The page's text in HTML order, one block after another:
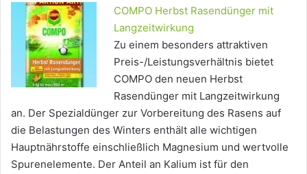
COMPO Herbst Rasendünger mit
Langzeitwirkung
Zu einem besonders attraktiven
Preis-/Leistungsverhältnis bietet
COMPO den neuen Herbst
Rasendünger mit Langzeitwirkung
an. Der Spezialdünger zur Vorbereitung des Rasens auf
die Belastungen des Winters enthält alle wichtigen
Hauptnährstoffe einschließlich Magnesium und wertvolle
Spurenelemente. Der Anteil an Kalium ist für den